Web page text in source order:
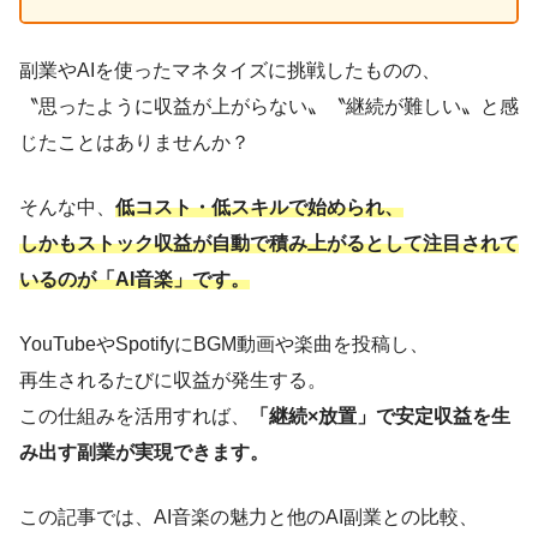
副業やAIを使ったマネタイズに挑戦したものの、
〝思ったように収益が上がらない〟〝継続が難しい〟と感
じたことはありませんか？
そんな中、 低コスト・低スキルで始められ、
しかもストック収益が自動で積み上がるとして注目されて
いるのが「AI音楽」です。
YouTubeやSpotifyにBGM動画や楽曲を投稿し、
再生されるたびに収益が発生する。
この仕組みを活用すれば、
「継続×放置」で安定収益を生
み出す副業が実現できます。
この記事では、AI音楽の魅力と他のAI副業との比較、